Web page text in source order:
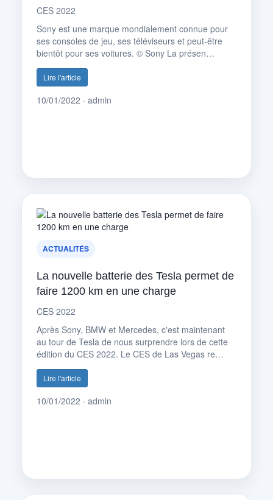
CES 2022
Sony est une marque mondialement connue pour
ses consoles de jeu, ses téléviseurs et peut-être
bientôt pour ses voitures. © Sony La présen…
Lire l'article
10/01/2022 · admin
ACTUALITÉS
La nouvelle batterie des Tesla permet de
faire 1200 km en une charge
CES 2022
Après Sony, BMW et Mercedes, c'est maintenant
au tour de Tesla de nous surprendre lors de cette
édition du CES 2022. Le CES de Las Vegas re…
Lire l'article
10/01/2022 · admin